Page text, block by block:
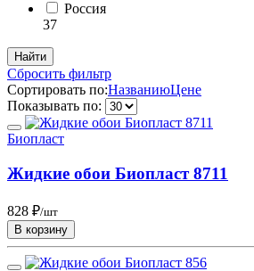
Россия
37
Сбросить фильтр
Сортировать по:НазваниюЦене
Показывать по:
Биопласт
Жидкие обои Биопласт 8711
828 ₽/шт
В корзину